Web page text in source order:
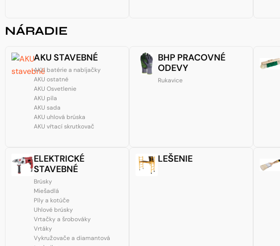
NÁRADIE
AKU STAVEBNÉ
AKU batérie a nabíjačky
AKU ostatné
AKU Osvetlenie
AKU píla
AKU sada
AKU uhlová brúska
AKU vŕtací skrutkovač
BHP PRACOVNÉ
ODEVY
Rukavice
ELEKTRICKÉ
STAVEBNÉ
Brúsky
Miešadlá
Píly a kotúče
Uhlové brúsky
Vrtačky a šrobováky
Vrtáky
Vykružovače a diamantová
LEŠENIE